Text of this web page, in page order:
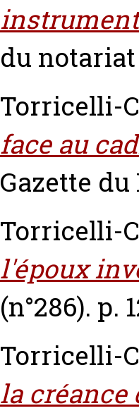
du notariat
Torricelli-
face au
Gazette du
Torricelli-
l'époux
(n°286). p.
Torricelli-
la créance